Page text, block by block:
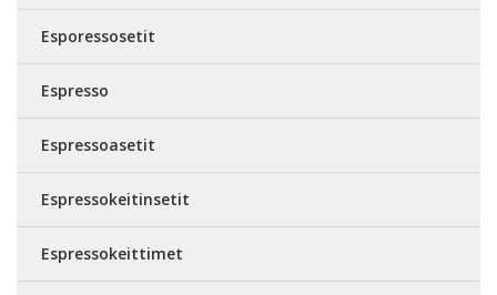
Esporessosetit
Espresso
Espressoasetit
Espressokeitinsetit
Espressokeittimet